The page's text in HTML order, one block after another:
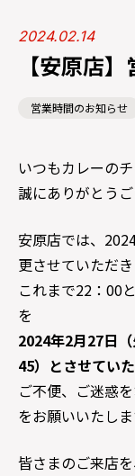
2024.02.14
【安原店
営業時間のお知らせ
いつもカレーの
誠にありがとうご
安原店では、
更させていただき
これまで22：00
を
2024年2月27日
45）とさせていた
ご不便、ご迷惑
をお願いいたしま
皆さまのご来店